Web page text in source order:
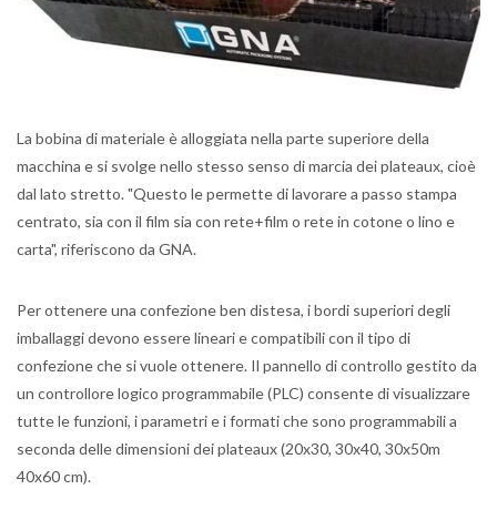
La bobina di materiale è alloggiata nella parte superiore della
macchina e si svolge nello stesso senso di marcia dei plateaux, cioè
dal lato stretto. "Questo le permette di lavorare a passo stampa
centrato, sia con il film sia con rete+film o rete in cotone o lino e
carta", riferiscono da GNA.
Per ottenere una confezione ben distesa, i bordi superiori degli
imballaggi devono essere lineari e compatibili con il tipo di
confezione che si vuole ottenere. Il pannello di controllo gestito da
un controllore logico programmabile (PLC) consente di visualizzare
tutte le funzioni, i parametri e i formati che sono programmabili a
seconda delle dimensioni dei plateaux (20x30, 30x40, 30x50m
40x60 cm).